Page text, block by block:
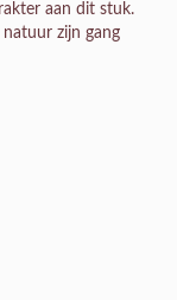
aan dit stuk.
zijn gang